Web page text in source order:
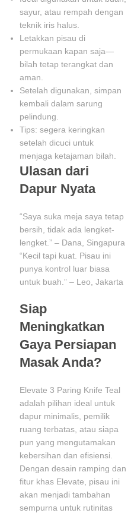
sayur, atau rempah dengan
teknik iris halus.
Letakkan pisau di
permukaan kapan saja—
bilah tetap terangkat dan
aman.
Setelah digunakan, simpan
kembali dalam sarung
pelindung.
Tips: segera keringkan
setelah dicuci untuk
menjaga ketajaman bilah.
Ulasan dari
Dapur Nyata
“Saya suka meja saya tetap
bersih, tidak ada lengket-
lengket.” – Dana, Singapura
“Kecil tapi kuat. Pisau ini
punya kontrol luar biasa
untuk buah.” – Leo, Jakarta
Siap
Meningkatkan
Gaya Persiapan
Masak Anda?
Elevate 3 Paring Knife Teal
adalah pilihan ideal untuk
dapur minimalis, pemilik
ruang terbatas, atau siapa
pun yang mengutamakan
kebersihan dan efisiensi.
Dengan desain ramping dan
fitur khas Elevate, pisau ini
akan menjadi tambahan
sempurna untuk rutinitas